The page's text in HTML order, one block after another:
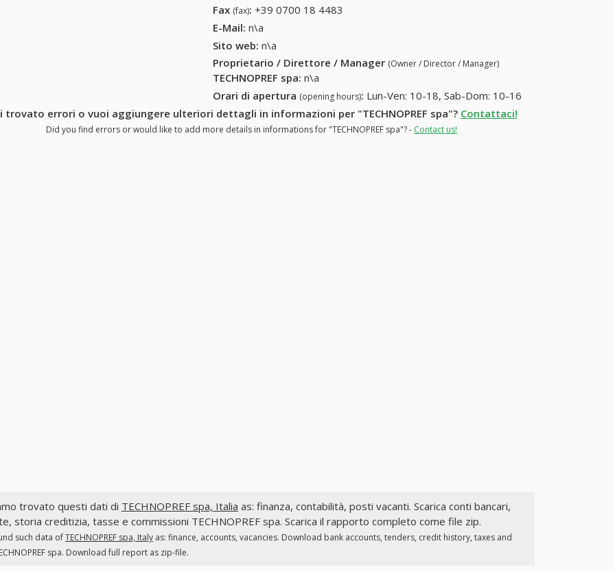
Fax (fax): +39 0700 18 4483
E-Mail: n\a
Sito web: n\a
Proprietario / Direttore / Manager (Owner / Director / Manager)
TECHNOPREF spa: n\a
Orari di apertura (opening hours): Lun-Ven: 10-18, Sab-Dom: 10-16
trovato errori o vuoi aggiungere ulteriori dettagli in informazioni per "TECHNOPREF spa"? Contattaci!
Did you find errors or would like to add more details in informations for "TECHNOPREF spa"? - Contact us!
trovato questi dati di TECHNOPREF spa, Italia as: finanza, contabilità, posti vacanti. Scarica conti bancari,
storia creditizia, tasse e commissioni TECHNOPREF spa. Scarica il rapporto completo come file zip.
such data ofTECHNOPREF spa, Italyas: finance, accounts, vacancies. Download bank accounts, tenders, credit history, taxes and
spa. Download full report as zip-file.